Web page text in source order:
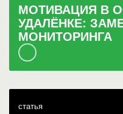
МОТИВАЦИЯ В
УДАЛЁНКЕ:
МОНИТОРИНГА
статья